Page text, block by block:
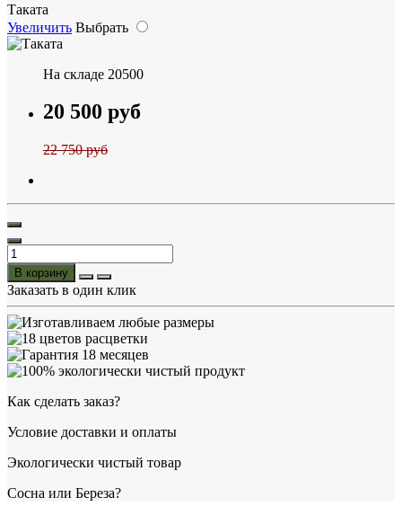
Таката
Увеличить Выбрать
На складе 20500
20 500 руб
22 750 руб
В корзину
Заказать в один клик
Как сделать заказ?
Условие доставки и оплаты
Экологически чистый товар
Сосна или Береза?